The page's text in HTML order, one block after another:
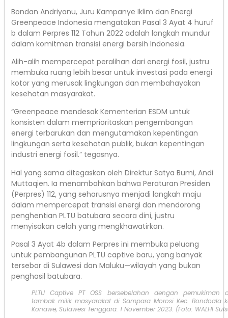
Bondan Andriyanu, Juru Kampanye Iklim dan Energi
Greenpeace Indonesia mengatakan Pasal 3 Ayat 4 huruf
b dalam Perpres 112 Tahun 2022 adalah langkah mundur
dalam komitmen transisi energi bersih Indonesia.
Alih-alih mempercepat peralihan dari energi fosil, justru
membuka ruang lebih besar untuk investasi pada energi
kotor yang merusak lingkungan dan membahayakan
kesehatan masyarakat.
“Greenpeace mendesak Kementerian ESDM untuk
konsisten dalam memprioritaskan pengembangan
energi terbarukan dan mengutamakan kepentingan
lingkungan serta kesehatan publik, bukan kepentingan
industri energi fosil.” tegasnya.
Hal yang sama ditegaskan oleh Direktur Satya Bumi, Andi
Muttaqien. Ia menambahkan bahwa Peraturan Presiden
(Perpres) 112, yang seharusnya menjadi langkah maju
dalam mempercepat transisi energi dan mendorong
penghentian PLTU batubara secara dini, justru
menyisakan celah yang mengkhawatirkan.
Pasal 3 Ayat 4b dalam Perpres ini membuka peluang
untuk pembangunan PLTU captive baru, yang banyak
tersebar di Sulawesi dan Maluku—wilayah yang bukan
penghasil batubara.
PLTU Captive PT OSS bersebelahan dengan pemukiman
tambak milik masyarakat di Sampara Morosi Kec. Bondoala
Konawe, Sulawesi Tenggara. 1 November 2023. (Foto: WALHI